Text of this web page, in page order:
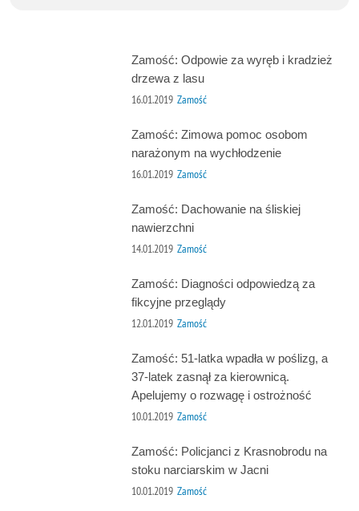
Zamość: Odpowie za wyręb i kradzież
drzewa z lasu
16.01.2019 Zamość
Zamość: Zimowa pomoc osobom
narażonym na wychłodzenie
16.01.2019 Zamość
Zamość: Dachowanie na śliskiej
nawierzchni
14.01.2019 Zamość
Zamość: Diagności odpowiedzą za
fikcyjne przeglądy
12.01.2019 Zamość
Zamość: 51-latka wpadła w poślizg, a
37-latek zasnął za kierownicą.
Apelujemy o rozwagę i ostrożność
10.01.2019 Zamość
Zamość: Policjanci z Krasnobrodu na
stoku narciarskim w Jacni
10.01.2019 Zamość